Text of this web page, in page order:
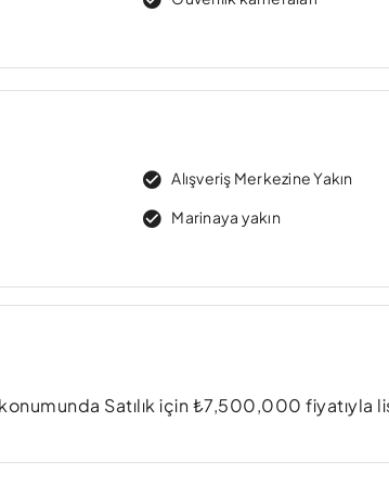
Alışveriş Merkezine Yakın
Marinaya yakın
Satılık için ₺7,500,000 fiyatıyla